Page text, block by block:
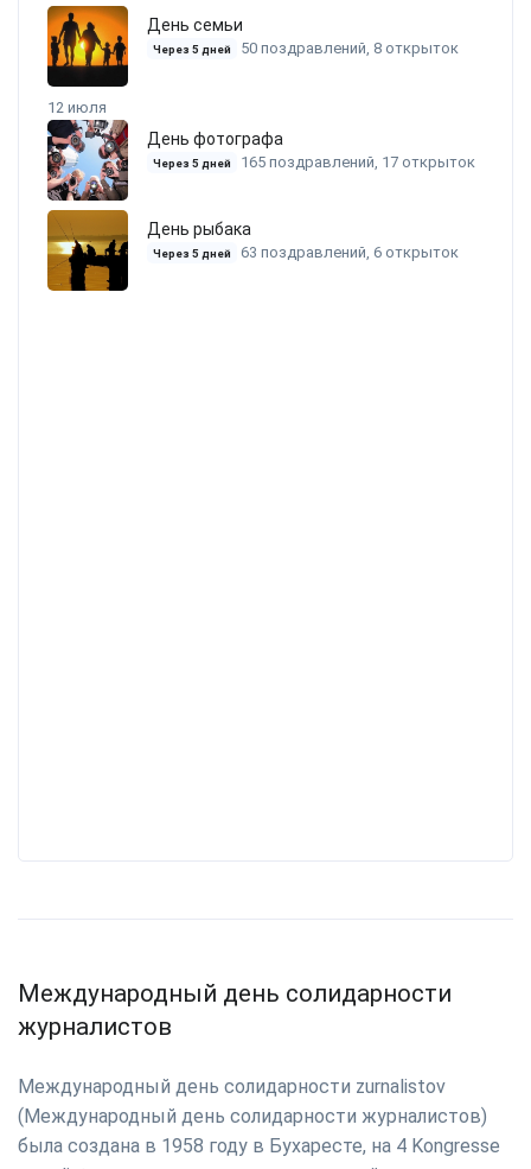
День семьи
Через 5 дней 50 поздравлений, 8 открыток
12 июля
День фотографа
Через 5 дней 165 поздравлений, 17 открыток
День рыбака
Через 5 дней 63 поздравлений, 6 открыток
Международный день солидарности
журналистов
Международный день солидарности zurnalistov
(Международный день солидарности журналистов)
была создана в 1958 году в Бухаресте, на 4 Kongresse